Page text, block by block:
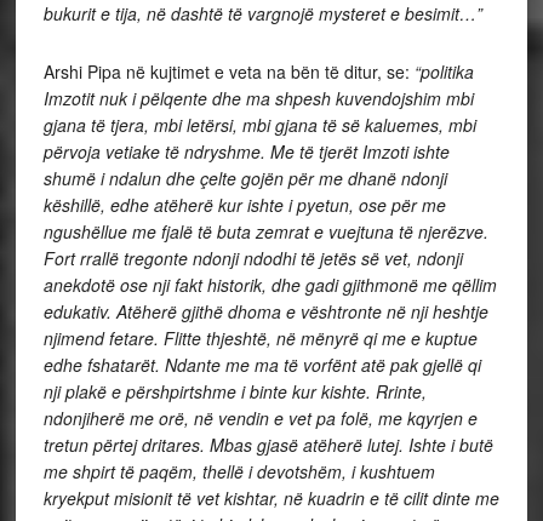
bukurit e tija, në dashtë të vargnojë mysteret e besimit…”
Arshi Pipa në kujtimet e veta na bën të ditur, se: “politika
Imzotit nuk i pëlqente dhe ma shpesh kuvendojshim mbi
gjana të tjera, mbi letërsi, mbi gjana të së kaluemes, mbi
përvoja vetiake të ndryshme. Me të tjerët Imzoti ishte
shumë i ndalun dhe çelte gojën për me dhanë ndonji
këshillë, edhe atëherë kur ishte i pyetun, ose për me
ngushëllue me fjalë të buta zemrat e vuejtuna të njerëzve.
Fort rrallë tregonte ndonji ndodhi të jetës së vet, ndonji
anekdotë ose nji fakt historik, dhe gadi gjithmonë me qëllim
edukativ. Atëherë gjithë dhoma e vështronte në nji heshtje
njimend fetare. Flitte thjeshtë, në mënyrë qi me e kuptue
edhe fshatarët. Ndante me ma të vorfënt atë pak gjellë qi
nji plakë e përshpirtshme i binte kur kishte. Rrinte,
ndonjiherë me orë, në vendin e vet pa folë, me kqyrjen e
tretun përtej dritares. Mbas gjasë atëherë lutej. Ishte i butë
me shpirt të paqëm, thellë i devotshëm, i kushtuem
kryekput misionit të vet kishtar, në kuadrin e të cilit dinte me